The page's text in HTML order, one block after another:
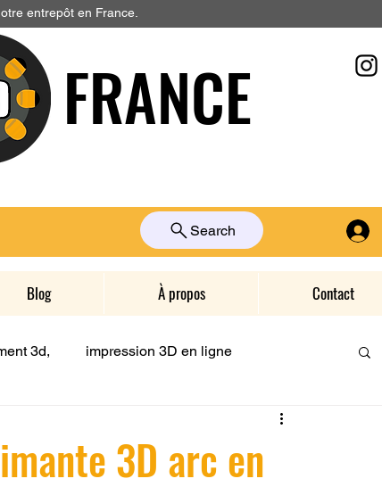
entrepôt en France.
Search
Blog À propos Contact
3d, impression 3D en ligne
3D arc en